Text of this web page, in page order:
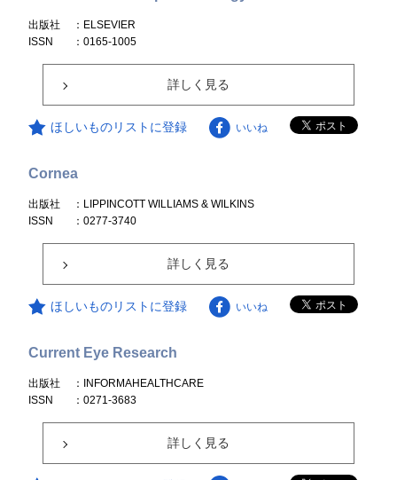
出版社
：ELSEVIER
ISSN
：0165-1005
詳しく見る
ほしいものリストに登録 いいね
Cornea
出版社
：LIPPINCOTT WILLIAMS & WILKINS
ISSN
：0277-3740
詳しく見る
ほしいものリストに登録 いいね
Current Eye Research
出版社
：INFORMAHEALTHCARE
ISSN
：0271-3683
詳しく見る